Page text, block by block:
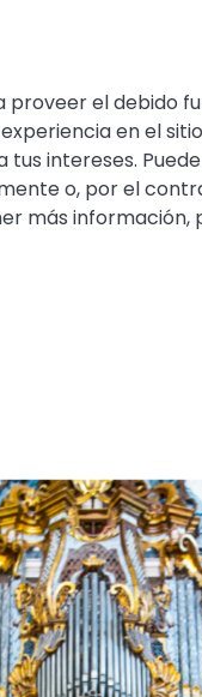
CATEGORÍAS
el debido
en el
intereses.
o, por el
más información,